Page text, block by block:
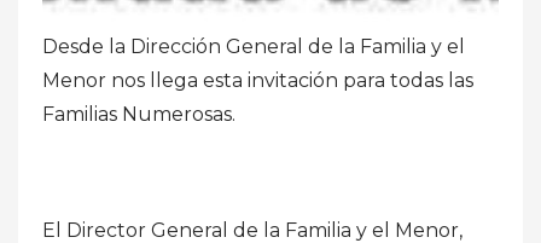
Desde la Dirección General de la Familia y el
Menor nos llega esta invitación para todas las
Familias Numerosas.
El Director General de la Familia y el Menor,